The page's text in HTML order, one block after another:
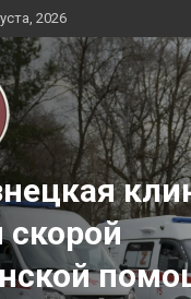
2026
скорой